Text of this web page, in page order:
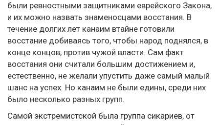
были ревностными защитниками еврейского Закона,
и их можно назвать знаменосцами восстания. В
течение долгих лет канаим втайне готовили
восстание добиваясь того, чтобы народ поднялся, в
конце концов, против чужой власти. Сам факт
восстания они считали большим достижением и,
естественно, не желали упустить даже самый малый
шанс на успех. Но канаим не были едины, среди них
было несколько разных групп.
Самой экстремистской была группа сикариев, от